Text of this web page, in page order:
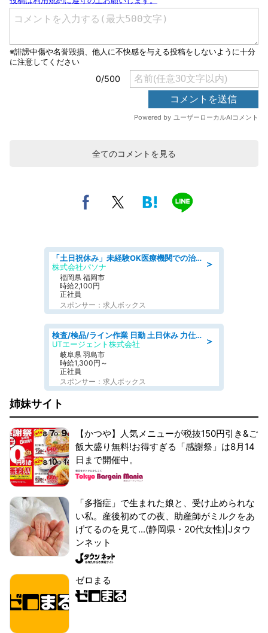
全てのコメントを見る
＞
「土日祝休み」未経験OK医療機関での治験コーディネーターのお仕事
株式会社パソナ
福岡県 福岡市
時給2,100円
正社員
スポンサー：求人ボックス
＞
検査/検品/ライン作業 日勤 土日休み 力仕事ほぼなし 座り作業メイン 検品·検査
UTエージェント株式会社
岐阜県 羽島市
時給1,300円～
正社員
スポンサー：求人ボックス
姉妹サイト
【かつや】人気メニューが税抜150円引き&ご
飯大盛り無料!お得すぎる「感謝祭」は8月14
日まで開催中。
「多指症」で生まれた娘と、受け止められな
い私。産後初めての夜、助産師がミルクをあ
げてるのを見て...(静岡県・20代女性)|Jタウ
ンネット
ゼロまる